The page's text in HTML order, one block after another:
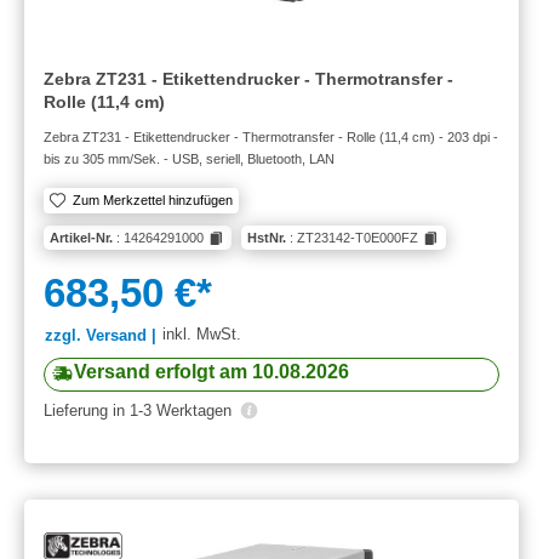
Zebra ZT231 - Etikettendrucker - Thermotransfer -
Rolle (11,4 cm)
Zebra ZT231 - Etikettendrucker - Thermotransfer - Rolle (11,4 cm) - 203 dpi -
bis zu 305 mm/Sek. - USB, seriell, Bluetooth, LAN
Zum Merkzettel hinzufügen
Artikel-Nr. : 14264291000 HstNr. : ZT23142-T0E000FZ
683,50 €*
zzgl. Versand | inkl. MwSt.
Versand erfolgt am 10.08.2026
Lieferung in 1-3 Werktagen